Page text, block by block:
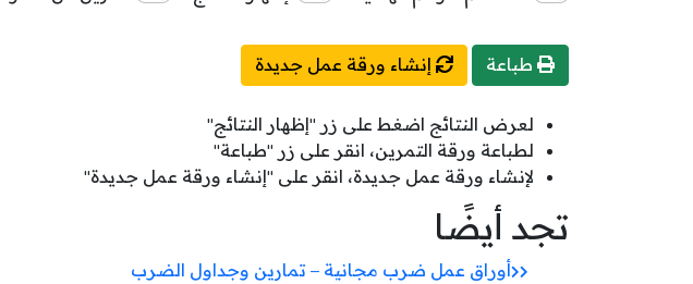
طباعة إنشاء ورقة عمل جديدة
لعرض النتائج اضغط على زر "إظهار النتائج"
لطباعة ورقة التمرين، انقر على زر "طباعة"
لإنشاء ورقة عمل جديدة، انقر على "إنشاء ورقة عمل جديدة"
تجد أيضًا
أوراق عمل ضرب مجانية – تمارين وجداول الضرب